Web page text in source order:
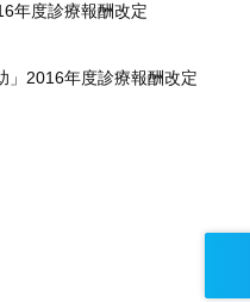
年度診療報酬改定
2016年度診療報酬改定